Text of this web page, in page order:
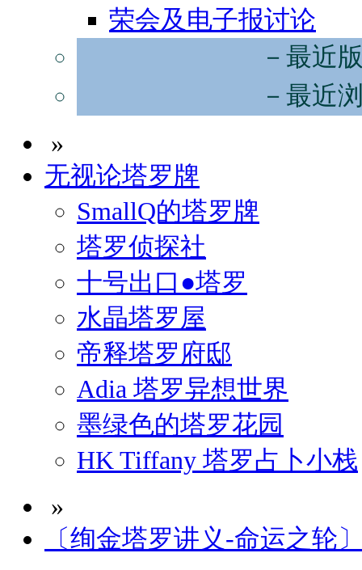
荣会及电子报讨论
－最近
－最近
»
无视论塔罗牌
SmallQ的塔罗牌
塔罗侦探社
十号出口●塔罗
水晶塔罗屋
帝释塔罗府邸
Adia 塔罗异想世界
墨绿色的塔罗花园
HK Tiffany 塔罗占卜小栈
»
〔绚金塔罗讲义-命运之轮